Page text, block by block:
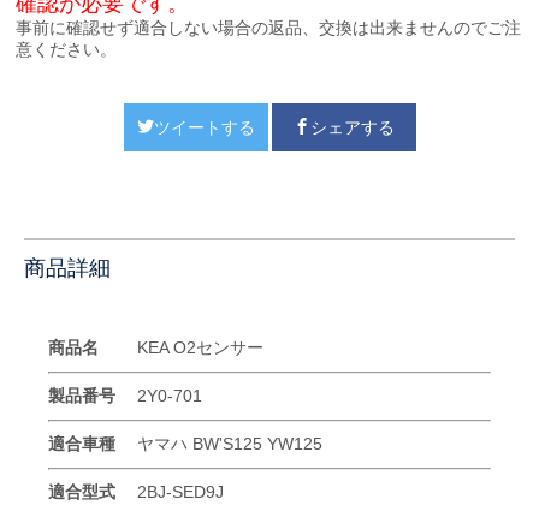
事前に確認せず適合しない場合の返品、交換は出来ませんのでご注
意ください。
ツイートする シェアする
商品詳細
商品名 KEA O2センサー
製品番号 2Y0-701
適合車種 ヤマハ BW'S125 YW125
適合型式 2BJ-SED9J